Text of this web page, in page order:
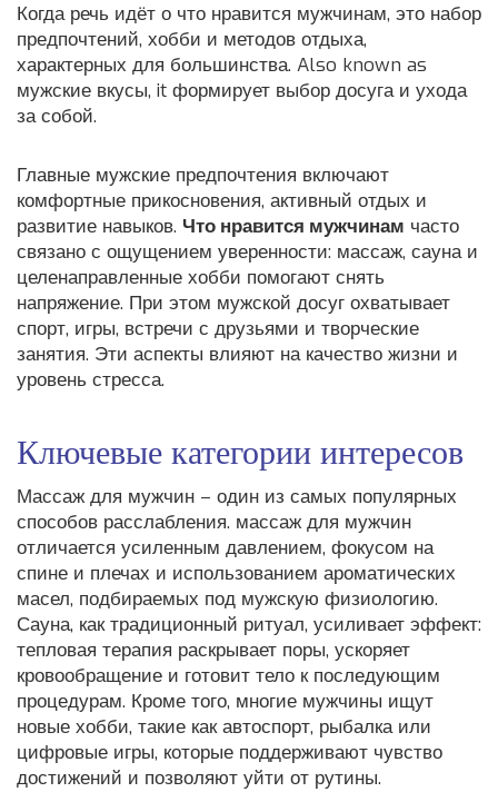
Когда речь идёт о что нравится мужчинам, это набор
предпочтений, хобби и методов отдыха,
характерных для большинства. Also known as
мужские вкусы, it формирует выбор досуга и ухода
за собой.
Главные мужские предпочтения включают
комфортные прикосновения, активный отдых и
развитие навыков. Что нравится мужчинам часто
связано с ощущением уверенности: массаж, сауна и
целенаправленные хобби помогают снять
напряжение. При этом мужской досуг охватывает
спорт, игры, встречи с друзьями и творческие
занятия. Эти аспекты влияют на качество жизни и
уровень стресса.
Ключевые категории интересов
Массаж для мужчин – один из самых популярных
способов расслабления. массаж для мужчин
отличается усиленным давлением, фокусом на
спине и плечах и использованием ароматических
масел, подбираемых под мужскую физиологию.
Сауна, как традиционный ритуал, усиливает эффект:
тепловая терапия раскрывает поры, ускоряет
кровообращение и готовит тело к последующим
процедурам. Кроме того, многие мужчины ищут
новые хобби, такие как автоспорт, рыбалка или
цифровые игры, которые поддерживают чувство
достижений и позволяют уйти от рутины.